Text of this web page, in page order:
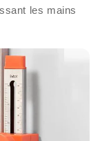
les mains